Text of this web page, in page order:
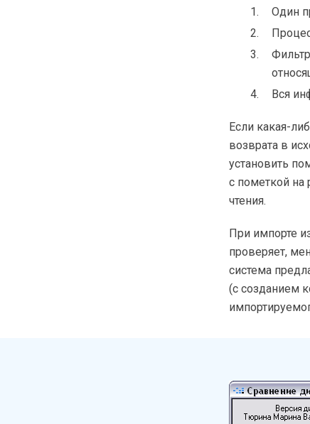
Один
Вся
Если какая-
возврата в
установить
с пометкой на
чтения.
При импорте
проверяет,
система
(с созданием